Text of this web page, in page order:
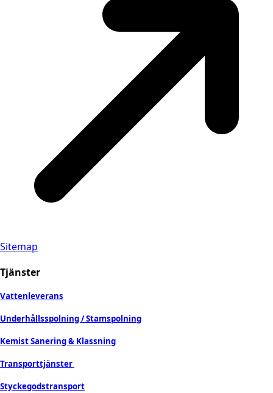
Sitemap
Tjänster
Vattenleverans
Underhållsspolning / Stamspolning
Kemist Sanering & Klassning
Transporttjänster
Styckegodstransport